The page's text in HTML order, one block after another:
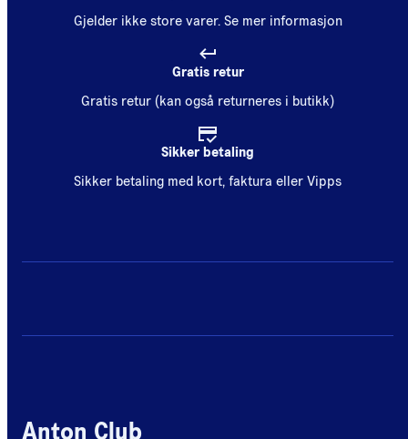
Gjelder ikke store varer. Se mer informasjon
Gratis retur
Gratis retur (kan også returneres i butikk)
Sikker betaling
Sikker betaling med kort, faktura eller Vipps
Anton Club